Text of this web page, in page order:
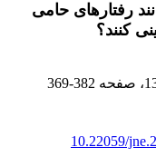
رفتارهای حامی
کنند؟
، صفحه 369-382
10.22059/